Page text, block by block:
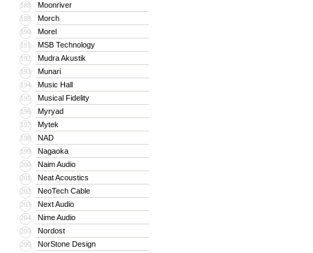
188 Moonriver
189 Morch
190 Morel
191 MSB Technology
192 Mudra Akustik
193 Munari
194 Music Hall
195 Musical Fidelity
196 Myryad
197 Mytek
198 NAD
199 Nagaoka
200 Naim Audio
201 Neat Acoustics
202 NeoTech Cable
203 Next Audio
204 Nime Audio
205 Nordost
206 NorStone Design